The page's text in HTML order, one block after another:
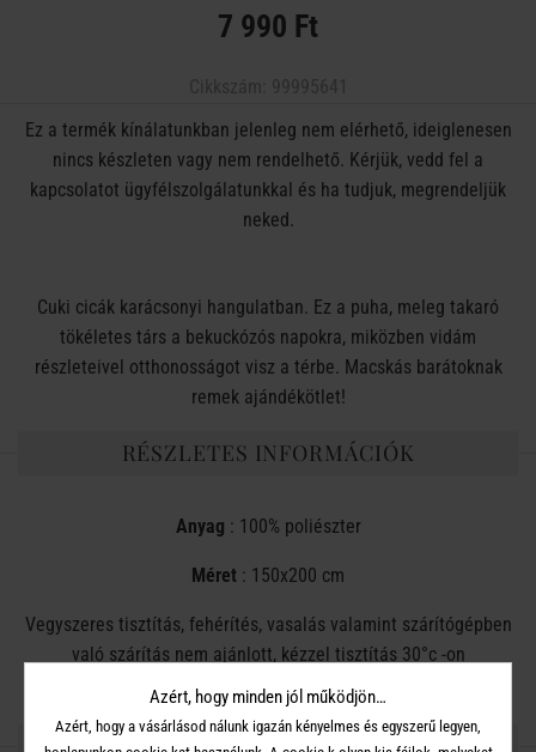
7 990 Ft
Ez a termék kínálatunkban jelenleg nem elérhető, ideiglenesen
nincs készleten vagy nem rendelhető. Kérjük, vedd fel a
kapcsolatot ügyfélszolgálatunkkal és ha tudjuk, megrendeljük
neked.
Cuki cicák karácsonyi hangulatban. Ez a puha, meleg takaró
tökéletes társ a bekuckózós napokra, miközben vidám
részleteivel otthonosságot visz a térbe. Macskás barátoknak
remek ajándékötlet!
RÉSZLETES INFORMÁCIÓK
Anyag : 100% poliészter
Méret : 150x200 cm
Vegyszeres tisztítás, fehérítés, vasalás valamint szárítógépben
való szárítás nem ajánlott, kézzel tisztítás 30°c -on
OSZD MEG MÁSOKKAL!
Azért, hogy minden jól működjön…
Azért, hogy a vásárlásod nálunk igazán kényelmes és egyszerű legyen,